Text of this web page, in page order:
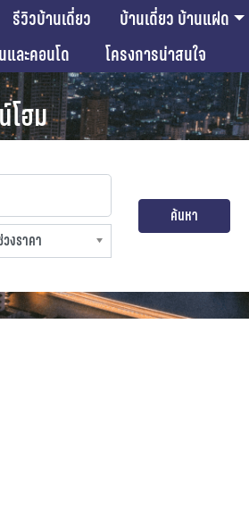
รีวิวบ้านเดี่ยว
บ้านเดี่ยว บ้านแฝด
และคอนโด โครงการน่าสนใจ
ฮม
งราคา
ค้นหา